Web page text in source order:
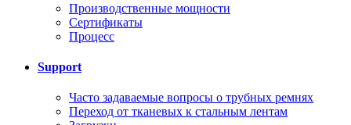
Производственные мощности
Сертификаты
Процесс
Support
Часто задаваемые вопросы о трубных ремнях
Переход от тканевых к стальным лентам